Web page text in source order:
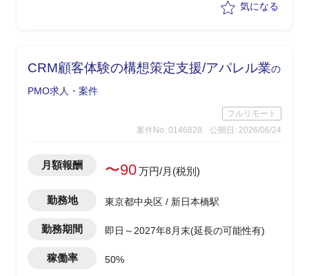
気になる
CRM顧客体験の構想策定支援/アパレル業の
PMO求人・案件
フルリモート
案件No. 0146828
公開日: 2026/06/24
月額報酬 〜90万円/月(税別)
勤務地 東京都中央区 / 新日本橋駅
勤務期間 即日～2027年8月末(延長の可能性有)
稼働率 50%